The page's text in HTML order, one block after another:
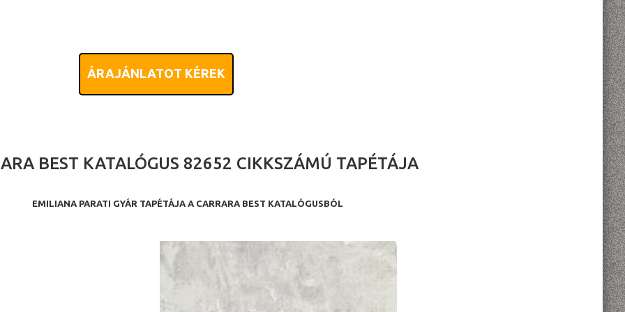
ÁRAJÁNLATOT KÉREK
BEST KATALÓGUS 82652 CIKKSZÁMÚ TAPÉTÁJA
EMILIANA PARATI GYÁR TAPÉTÁJA A CARRARA BEST KATALÓGUSBÓL